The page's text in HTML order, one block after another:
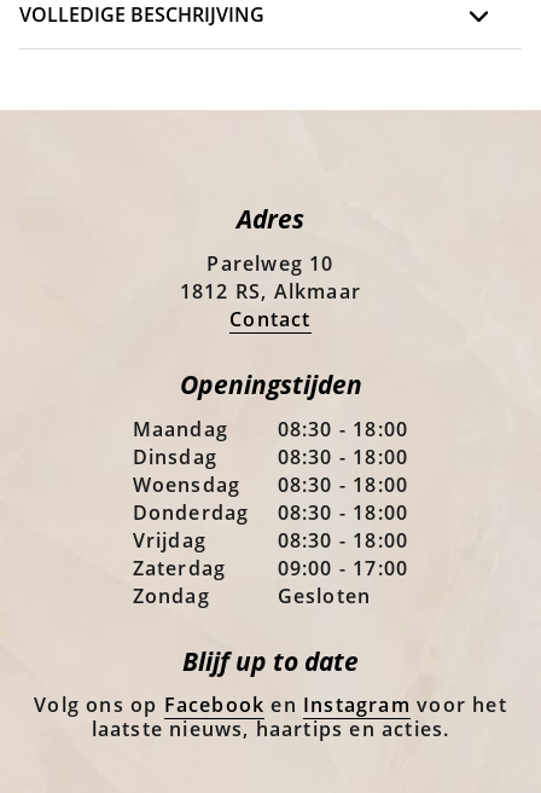
VOLLEDIGE BESCHRIJVING
Adres
Parelweg 10
1812 RS, Alkmaar
Contact
Openingstijden
Maandag
08:30 - 18:00
Dinsdag
08:30 - 18:00
Woensdag
08:30 - 18:00
Donderdag
08:30 - 18:00
Vrijdag
08:30 - 18:00
Zaterdag
09:00 - 17:00
Zondag
Gesloten
Blijf up to date
Volg ons op Facebook en Instagram voor het
laatste nieuws, haartips en acties.